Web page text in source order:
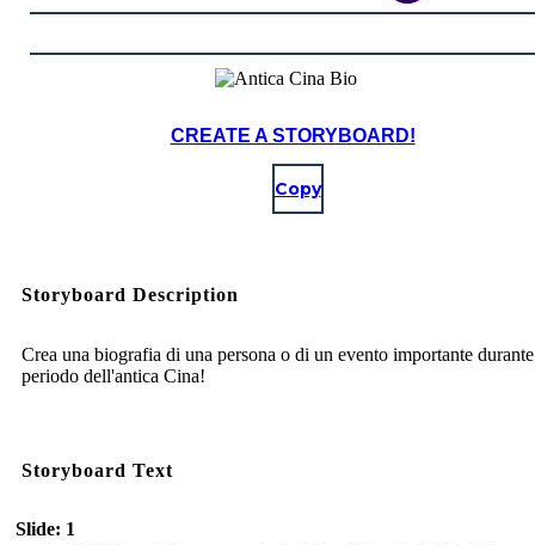
CREATE A STORYBOARD!
Copy
Storyboard Description
Crea una biografia di una persona o di un evento importante
periodo dell'antica Cina!
Storyboard Text
Slide: 1